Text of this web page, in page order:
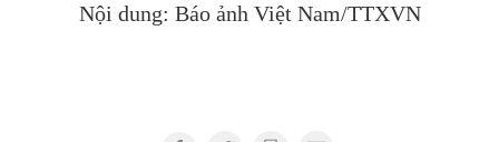
Nội dung: Báo ảnh Việt Nam/TTXVN